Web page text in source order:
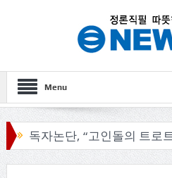
Menu
논단, “고인돌의 트로트 세월